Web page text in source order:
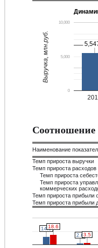
0
5,000
10,000
Выручка, млн.руб.
Соотношение
Наименование
Темп прироста выручки
Темп прироста расходов
Темп прироста
Темп прироста
коммерческих
Темп прироста прибыли
Темп прироста прибыли
14.9
14.9
2.6
2.6
18.6
18.6
3.5
3.5